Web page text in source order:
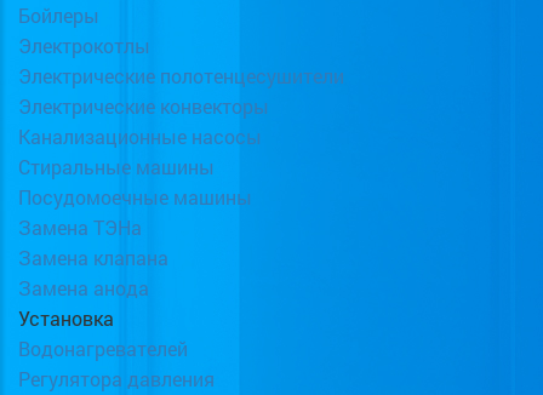
Бойлеры
Электрокотлы
Электрические полотенцесушители
Электрические конвекторы
Канализационные насосы
Стиральные машины
Посудомоечные машины
Замена ТЭНа
Замена клапана
Замена анода
Установка
Водонагревателей
Регулятора давления